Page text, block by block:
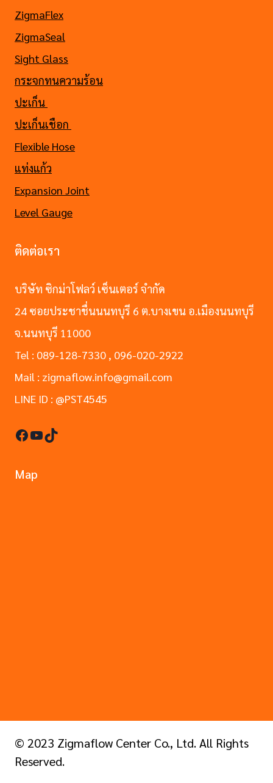
ZigmaFlex
ZigmaSeal
Sight Glass
กระจกทนความร้อน
ปะเก็น
ปะเก็นเชือก
Flexible Hose
แท่งแก้ว
Expansion Joint
Level Gauge
ติดต่อเรา
บริษัท ซิกม่าโฟลว์ เซ็นเตอร์ จำกัด
24 ซอยประชาชื่นนนทบุรี 6 ต.บางเขน อ.เมืองนนทบุรี
จ.นนทบุรี 11000
Tel : 089-128-7330 , 096-020-2922
Mail : zigmaflow.info@gmail.com
LINE ID : @PST4545
Facebook
YouTube
TikTok
Map
© 2023 Zigmaflow Center Co., Ltd. All Rights
Reserved.